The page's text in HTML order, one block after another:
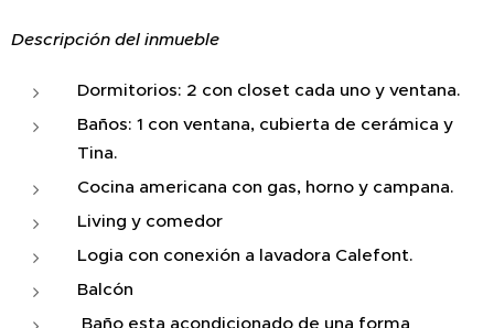
Descripción del inmueble
Dormitorios: 2 con closet cada uno y ventana.
Baños: 1 con ventana, cubierta de cerámica y
Tina.
Cocina americana con gas, horno y campana.
Living y comedor
Logia con conexión a lavadora Calefont.
Balcón
Baño esta acondicionado de una forma